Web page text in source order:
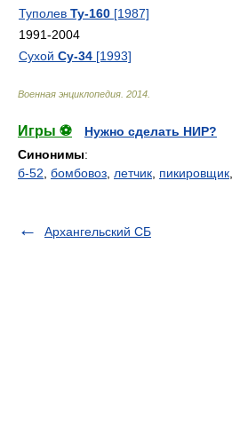
Туполев Ту-160 [1987]
1991-2004
Сухой Су-34 [1993]
Военная энциклопедия 2014
Игры ⚽
Нужно сделать НИР?
Синонимы:
б-52 бомбовоз летчик пикировщик
Архангельский СБ